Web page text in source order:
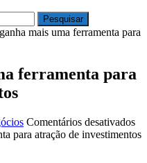
mais uma ferramenta para
ferramenta para
Comentários desativados
para atração de investimentos